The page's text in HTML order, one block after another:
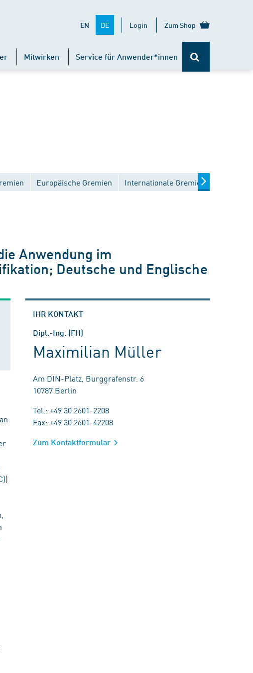
EN DE Login Zum Shop
Mitwirken Service für Anwender*innen
Europäische Gremien Internationale Gremien
Anwendung im
Deutsche und Englische
IHR KONTAKT
Dipl.-Ing. (FH)
Maximilian Müller
Am DIN-Platz, Burggrafenstr. 6
10787 Berlin
Tel.: +49 30 2601-2208
Fax: +49 30 2601-42208
Zum Kontaktformular